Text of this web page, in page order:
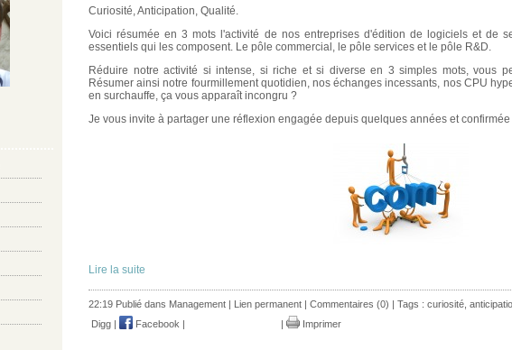
Curiosité, Anticipation, Qualité.
Voici résumée en 3 mots l'activité de nos entreprises d'édition de logiciels et de
essentiels qui les composent. Le pôle commercial, le pôle services et le pôle R&D.
Réduire notre activité si intense, si riche et si diverse en 3 simples mots, vous
Résumer ainsi notre fourmillement quotidien, nos échanges incessants, nos CPU
en surchauffe, ça vous apparaît incongru ?
Je vous invite à partager une réflexion engagée depuis quelques années et
Lire la suite
22:19 Publié dans Management | Lien permanent | Commentaires (0) | Tags : curiosité
Digg | Facebook | | Imprimer